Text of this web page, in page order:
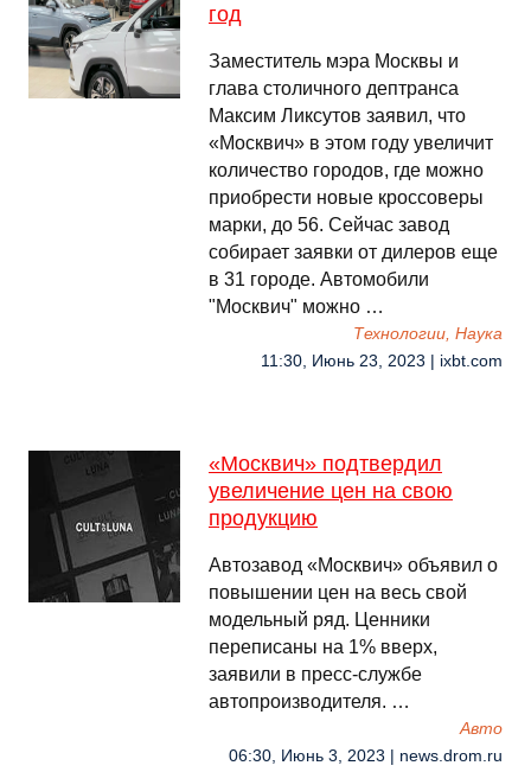
год
Заместитель мэра Москвы и
глава столичного дептранса
Максим Ликсутов заявил, что
«Москвич» в этом году увеличит
количество городов, где можно
приобрести новые кроссоверы
марки, до 56. Сейчас завод
собирает заявки от дилеров еще
в 31 городе. Автомобили
"Москвич" можно …
Технологии, Наука
11:30, Июнь 23, 2023 | ixbt.com
«Москвич» подтвердил
увеличение цен на свою
продукцию
Автозавод «Москвич» объявил о
повышении цен на весь свой
модельный ряд. Ценники
переписаны на 1% вверх,
заявили в пресс-службе
автопроизводителя. …
Авто
06:30, Июнь 3, 2023 | news.drom.ru